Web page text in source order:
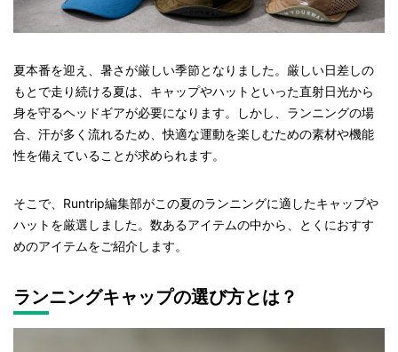
夏本番を迎え、暑さが厳しい季節となりました。厳しい日差しの
もとで走り続ける夏は、キャップやハットといった直射日光から
身を守るヘッドギアが必要になります。しかし、ランニングの場
合、汗が多く流れるため、快適な運動を楽しむための素材や機能
性を備えていることが求められます。
そこで、Runtrip編集部がこの夏のランニングに適したキャップや
ハットを厳選しました。数あるアイテムの中から、とくにおすす
めのアイテムをご紹介します。
ランニングキャップの選び方とは？